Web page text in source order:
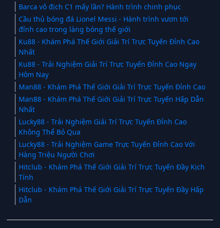
Barca vô địch C1 mấy lần? Hành trình chinh phục
Cầu thủ bóng đá Lionel Messi - Hành trình vươn tới
đỉnh cao trong làng bóng thế giới
Ku88 - Khám Phá Thế Giới Giải Trí Trực Tuyến Đỉnh Cao
Nhất
Ku88 - Trải Nghiệm Giải Trí Trực Tuyến Đỉnh Cao Ngay
Hôm Nay
Man88 - Khám Phá Thế Giới Giải Trí Trực Tuyến Đỉnh Cao
Man88 - Khám Phá Thế Giới Giải Trí Trực Tuyến Hấp Dẫn
Nhất
Lucky88 - Trải Nghiệm Giải Trí Trực Tuyến Đỉnh Cao
Không Thể Bỏ Qua
Lucky88 - Trải Nghiệm Game Trực Tuyến Đỉnh Cao Với
Hàng Triệu Người Chơi
Hitclub - Khám Phá Thế Giới Giải Trí Trực Tuyến Đầy Kịch
Tính
Hitclub - Khám Phá Thế Giới Giải Trí Trực Tuyến Đầy Hấp
Dẫn